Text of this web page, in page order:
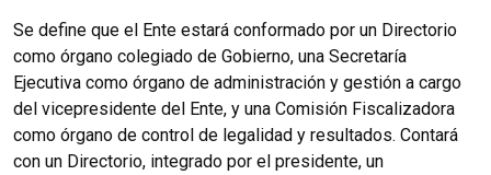
Se define que el Ente estará conformado por un Directorio
como órgano colegiado de Gobierno, una Secretaría
Ejecutiva como órgano de administración y gestión a cargo
del vicepresidente del Ente, y una Comisión Fiscalizadora
como órgano de control de legalidad y resultados. Contará
con un Directorio, integrado por el presidente, un